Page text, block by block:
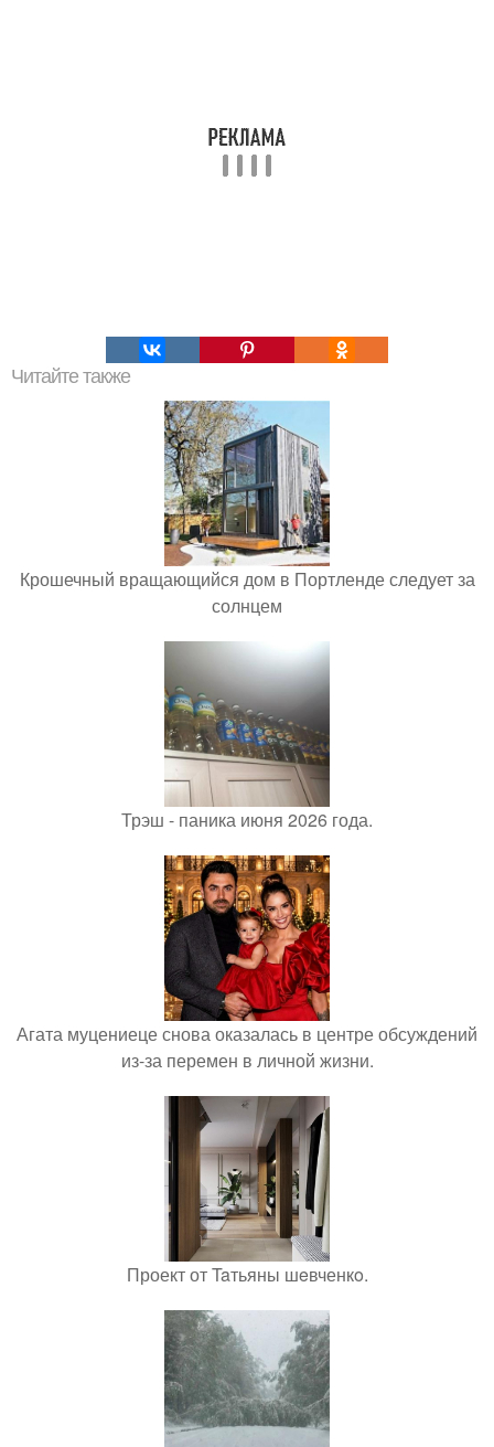
Читайте также
Крошечный вращающийся дом в Портленде следует за
солнцем
Трэш - паника июня 2026 года.
Агата муцениеце снова оказалась в центре обсуждений
из-за перемен в личной жизни.
Проект от Taтьяны шeвченкo.